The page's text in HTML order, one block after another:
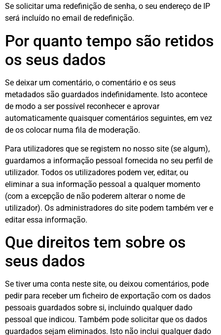
Se solicitar uma redefinição de senha, o seu endereço de IP
será incluído no email de redefinição.
Por quanto tempo são retidos
os seus dados
Se deixar um comentário, o comentário e os seus
metadados são guardados indefinidamente. Isto acontece
de modo a ser possível reconhecer e aprovar
automaticamente quaisquer comentários seguintes, em vez
de os colocar numa fila de moderação.
Para utilizadores que se registem no nosso site (se algum),
guardamos a informação pessoal fornecida no seu perfil de
utilizador. Todos os utilizadores podem ver, editar, ou
eliminar a sua informação pessoal a qualquer momento
(com a excepção de não poderem alterar o nome de
utilizador). Os administradores do site podem também ver e
editar essa informação.
Que direitos tem sobre os
seus dados
Se tiver uma conta neste site, ou deixou comentários, pode
pedir para receber um ficheiro de exportação com os dados
pessoais guardados sobre si, incluindo qualquer dado
pessoal que indicou. Também pode solicitar que os dados
guardados sejam eliminados. Isto não inclui qualquer dado